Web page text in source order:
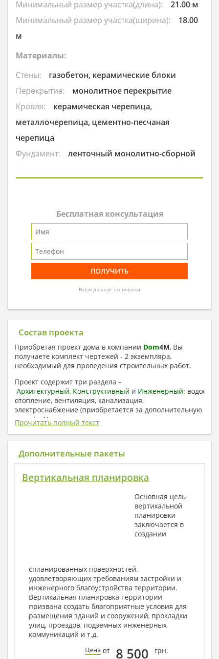
Минимальный размер участка(длина):
21.00 м
Минимальный размер участка(ширина):
18.00
м
Материалы:
Стены:
газобетон, керамические блоки
Перекрытие:
монолитное перекрытие
Кровля:
керамическая черепица,
металлочерепица, цементно-песчаная
черепица
Фундамент:
ленточный монолитно-сборной
Бесплатная консультация
Ваши данные защищены
Состав проекта
Приобретая проект дома в компании Dom4M, Вы
получаете комплект чертежей - 2 экземпляра,
необходимый для проведения строительных работ.
Проект содержит три раздела –
Архитектурный, Конструктивный и Инженерный:
отопление, вентиляция, канализация,
электроснабжение (приобретается за дополнительную
плату) + Пояснительная записка.
1. Архитектурный раздел:
Общие данные по проекту
Поэтажные маркировочные планы с
Разрезы и состав конструкций
Фасады с ведомостью внешних отделок
Элементы проемов – спецификация
Ведомость перемычек – сечения и
Архитектурные узлы в конструкциях
2. Конструктивный раздел:
Общие данные по проекту
Схемы расположения и расчеты фундаментов
Элементы каркаса – схемы расположения
Схема расположения перекрытий
Опоры перекрытия на стены или Узлы
Элементы кровли – схемы расположения
Прочитать полный текст
Дополнительные пакеты
Вертикальная планировка
Основная цель
вертикальной
планировки
заключается в
создании
спланированных поверхностей,
удовлетворяющих требованиям застройки и
инженерного благоустройства территории.
Вертикальная планировка территории
призвана создать благоприятные условия для
размещения зданий и сооружений, прокладки
улиц, проездов, подземных инженерных
коммуникаций и т.д.
Цена от 8 500 грн.